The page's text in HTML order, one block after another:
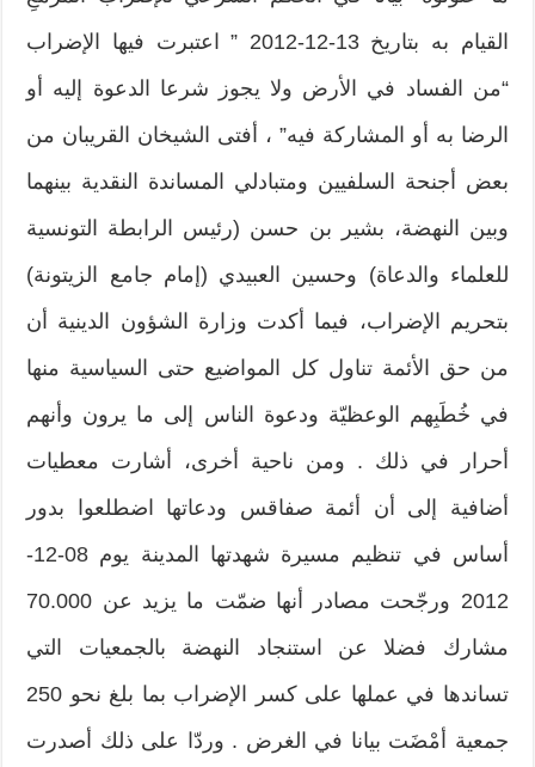
القيام به بتاريخ 13-12-2012 ” اعتبرت فيها الإضراب
“من الفساد في الأرض ولا يجوز شرعا الدعوة إليه أو
الرضا به أو المشاركة فيه” ، أفتى الشيخان القريبان من
بعض أجنحة السلفيين ومتبادلي المساندة النقدية بينهما
وبين النهضة، بشير بن حسن (رئيس الرابطة التونسية
للعلماء والدعاة) وحسين العبيدي (إمام جامع الزيتونة)
بتحريم الإضراب، فيما أكدت وزارة الشؤون الدينية أن
من حق الأئمة تناول كل المواضيع حتى السياسية منها
في خُطَبِهم الوعظيّة ودعوة الناس إلى ما يرون وأنهم
أحرار في ذلك . ومن ناحية أخرى، أشارت معطيات
أضافية إلى أن أئمة صفاقس ودعاتها اضطلعوا بدور
أساس في تنظيم مسيرة شهدتها المدينة يوم 08-12-
2012 ورجّحت مصادر أنها ضمّت ما يزيد عن 70.000
مشارك فضلا عن استنجاد النهضة بالجمعيات التي
تساندها في عملها على كسر الإضراب بما بلغ نحو 250
جمعية أمْضَت بيانا في الغرض . وردّا على ذلك أصدرت